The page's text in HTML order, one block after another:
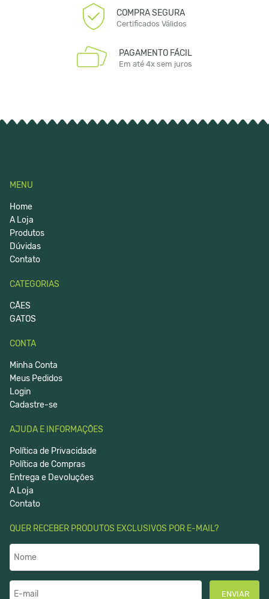
COMPRA SEGURA
Certificados Válidos
PAGAMENTO FÁCIL
Em até 4x sem juros
MENU
Home
A Loja
Produtos
Dúvidas
Contato
CATEGORIAS
CÃES
GATOS
CONTA
Minha Conta
Meus Pedidos
Login
Cadastre-se
AJUDA E INFORMAÇÕES
Política de Privacidade
Política de Compras
Entrega e Devoluções
A Loja
Contato
QUER RECEBER PRODUTOS EXCLUSIVOS POR E-MAIL?
ENVIAR